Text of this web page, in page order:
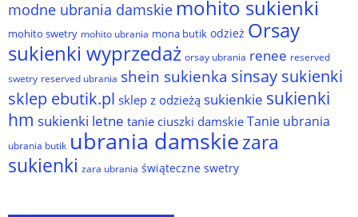
modne ubrania damskie mohito sukienki
mohito swetry mohito ubrania mona butik odzież Orsay
sukienki wyprzedaż orsay ubrania renee reserved
swetry reserved ubrania shein sukienka sinsay sukienki
sklep ebutik.pl sklep z odzieżą sukienkie sukienki
hm sukienki letne tanie ciuszki damskie Tanie ubrania
ubrania butik ubrania damskiezara
sukienki zara ubrania świąteczne swetry